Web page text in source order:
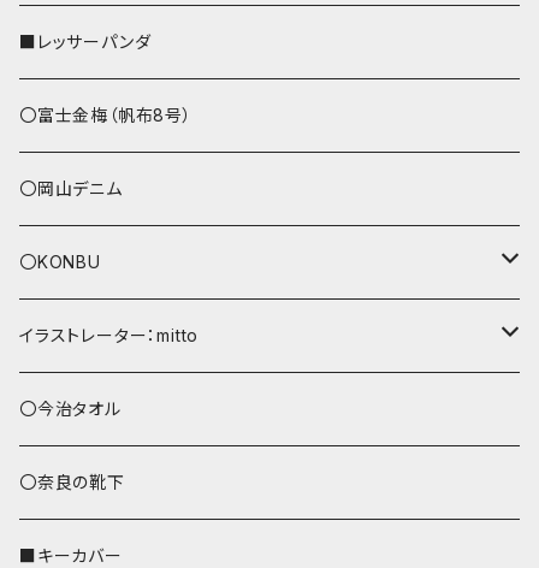
ストラップ付
L字ファスナー財布
その他
■レッサーパンダ
〇富士金梅（帆布8号）
〇岡山デニム
〇KONBU
ショルダーバッグ
あずまバッグ
トートバッグ（L）
バッグインバッグ
イラストレーター：mitto
シマエナガ
ハシビロコウ
オカメインコ
〇今治タオル
〇奈良の靴下
■キーカバー